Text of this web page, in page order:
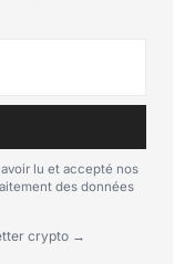
lu et accepté nos
des données
crypto →